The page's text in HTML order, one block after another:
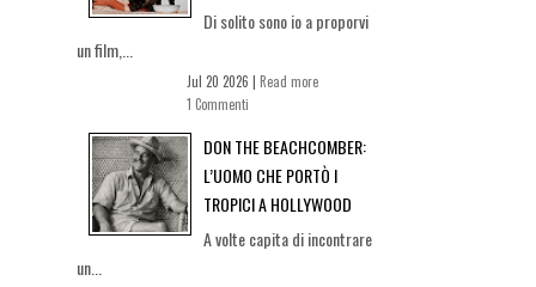
Di solito sono io a proporvi
un film,...
Jul 20 2026 | Read more
1 Commenti
DON THE BEACHCOMBER:
L’UOMO CHE PORTÒ I
TROPICI A HOLLYWOOD
A volte capita di incontrare
un...